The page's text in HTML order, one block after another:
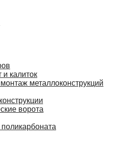
и калиток
металлоконструкций
ворота